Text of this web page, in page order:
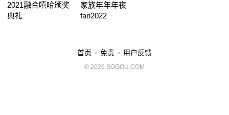
2021融合嘻哈颁奖
典礼
家族年年年夜
fan2022
首页 - 免责 - 用户反馈
© 2026 SOGOU.COM